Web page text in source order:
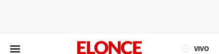
VIVO